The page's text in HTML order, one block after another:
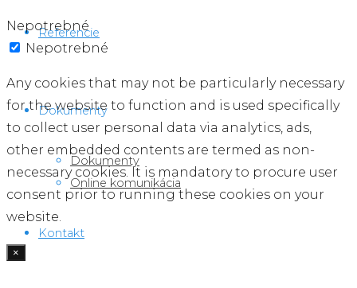
Referencie
Dokumenty
Dokumenty
Online komunikácia
Kontakt
Nepotrebné
Nepotrebné
Any cookies that may not be particularly necessary
for the website to function and is used specifically
to collect user personal data via analytics, ads,
other embedded contents are termed as non-
necessary cookies. It is mandatory to procure user
consent prior to running these cookies on your
website.
×